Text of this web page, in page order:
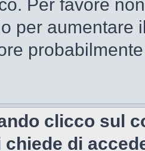
Per favore
per aumentare
clicco sul
chiede di